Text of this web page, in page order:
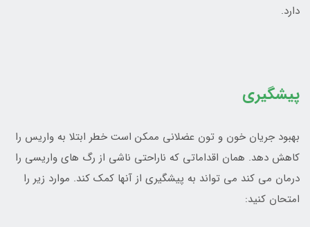
دارد.
پيشگيری
بهبود جريان خون و تون عضلاني ممکن است خطر ابتلا به واريس را
کاهش دهد. همان اقداماتي که ناراحتي ناشي از رگ هاي واريسي را
درمان مي کند مي تواند به پيشگيري از آنها کمک کند. موارد زير را
امتحان کنيد: